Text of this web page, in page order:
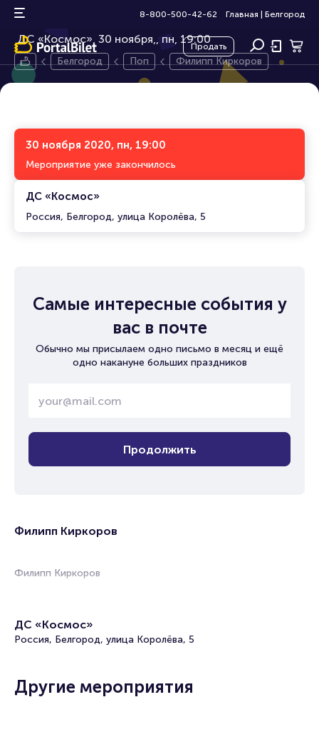
8-800-500-42-62 Главная Белгород
Продать
Филипп Киркоров
ДС «Космос», 30 ноября,
12+
пн, 19:00
Белгород Поп Филипп Киркоров
30 ноября 2020, пн, 19:00
Мероприятие уже закончилось
ДС «Космос»
Россия, Белгород, улица Королёва, 5
Самые интересные события у
вас в почте
Обычно мы присылаем одно письмо в месяц и ещё
одно накануне больших праздников
Продолжить
Филипп Киркоров
Филипп Киркоров
ДС «Космос»
Россия, Белгород, улица Королёва, 5
Другие мероприятия